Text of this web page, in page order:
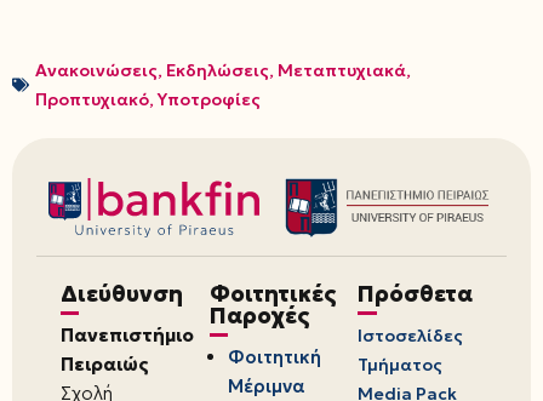
Ανακοινώσεις, Εκδηλώσεις, Μεταπτυχιακά,
Προπτυχιακό,Υποτροφίες
Διεύθυνση
Πανεπιστήμιο
Πειραιώς
Σχολή
Φοιτητικές
Παροχές
Φοιτητική
Μέριμνα
Πρόσθετα
Ιστοσελίδες
Τμήματος
Media Pack